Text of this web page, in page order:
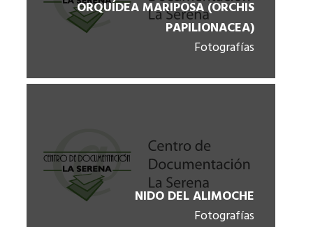
ORQUÍDEA MARIPOSA (ORCHIS
PAPILIONACEA)
Fotografías
NIDO DEL ALIMOCHE
Fotografías